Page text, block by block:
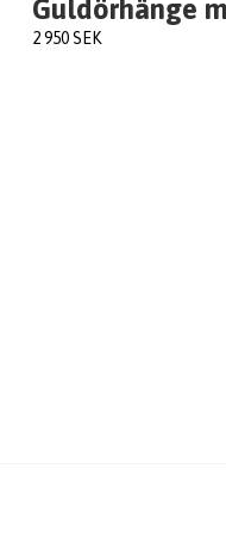
Guldörhänge
2 950 SEK